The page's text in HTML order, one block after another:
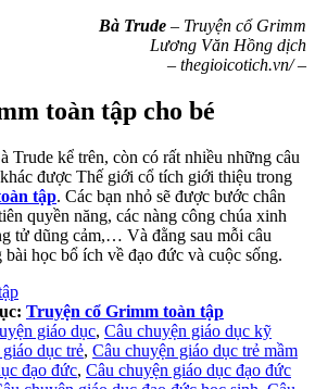
Bà Trude – Truyện cổ Grimm
Lương Văn Hồng dịch
– thegioicotich.vn/ –
toàn tập cho bé
Trude kể trên, còn có rất nhiều những câu
được Thế giới cổ tích giới thiệu trong
tập. Các bạn nhỏ sẽ được bước chân
quyền năng, các nàng công chúa xinh
tử dũng cảm,… Và đằng sau mỗi câu
học bổ ích về đạo đức và cuộc sống.
Truyện cổ Grimm toàn tập
giáo dục, Câu chuyện giáo dục kỹ
dục trẻ, Câu chuyện giáo dục trẻ mầm
đạo đức, Câu chuyện giáo dục đạo đức